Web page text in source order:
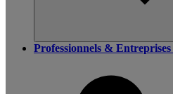
Professionnels & Entreprises